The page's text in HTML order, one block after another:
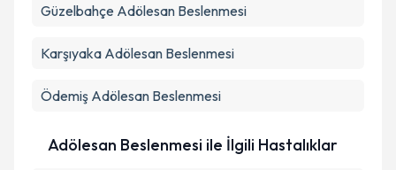
Güzelbahçe Adölesan Beslenmesi
Karşıyaka Adölesan Beslenmesi
Ödemiş Adölesan Beslenmesi
Adölesan Beslenmesi ile İlgili Hastalıklar